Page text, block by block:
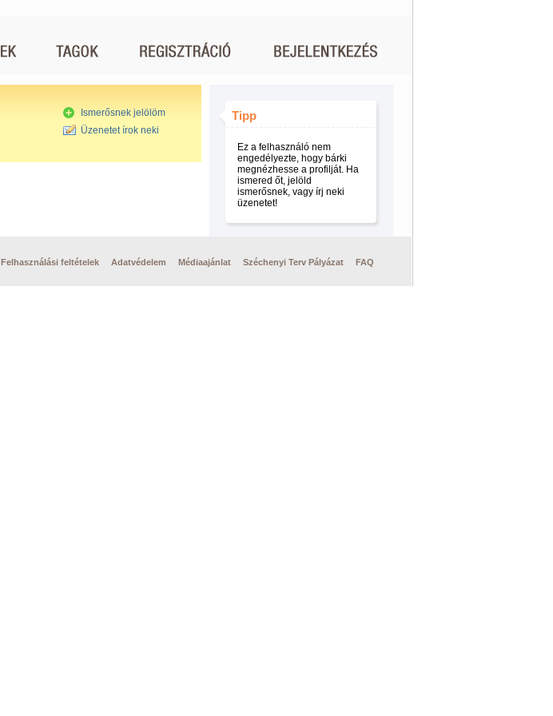
Ismerősnek jelölöm
Üzenetet írok neki
Tipp
Ez a felhasználó nem
engedélyezte, hogy bárki
megnézhesse a profilját. Ha
ismered őt, jelöld
ismerősnek, vagy írj neki
üzenetet!
Felhasználási feltételek Adatvédelem Médiaajánlat Széchenyi Terv Pályázat FAQ